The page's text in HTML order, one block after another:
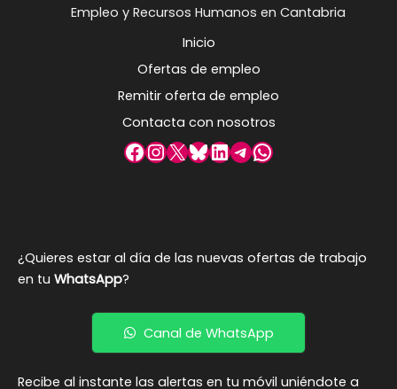
Empleo y Recursos Humanos en Cantabria
Inicio
Ofertas de empleo
Remitir oferta de empleo
Contacta con nosotros
Facebook
Instagram
X Bluesky
LinkedIn
Telegram
WhatsApp
¿Quieres estar al día de las nuevas ofertas de trabajo
en tu WhatsApp?
Canal de WhatsApp
Recibe al instante las alertas en tu móvil uniéndote a